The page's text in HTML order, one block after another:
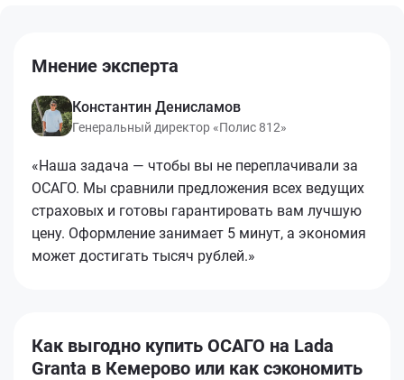
Мнение эксперта
Константин Денисламов
Генеральный директор «Полис 812»
«Наша задача — чтобы вы не переплачивали за
ОСАГО. Мы сравнили предложения всех ведущих
страховых и готовы гарантировать вам лучшую
цену. Оформление занимает 5 минут, а экономия
может достигать тысяч рублей.»
Как выгодно купить ОСАГО на Lada
Granta в Кемерово или как сэкономить